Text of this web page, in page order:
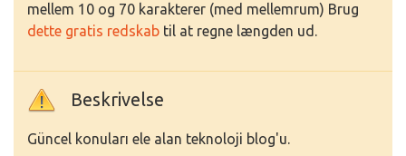
mellem 10 og 70 karakterer (med mellemrum) Brug
dette gratis redskab til at regne længden ud.
Beskrivelse
Güncel konuları ele alan teknoloji blog'u.